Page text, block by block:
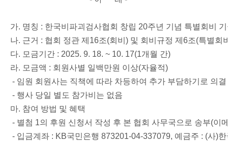
가. 명칭 : 한국비파괴검사협회 창립 20주년 기념 특별회비
나. 근거 : 협회 정관 제16조(회비) 및 회비규정 제6조(특별
다. 모금기간 : 2025. 9. 18. ~ 10. 17(1개월 간)
라. 모금액 : 회원사별 일백만원 이상(자율적)
- 임원 회원사는 직책에 따라 차등하여 추가 부담하기로 의결
- 행사 당일 별도 참가비는 없음
마. 참여 방법 및 혜택
- 별첨 1의 후원 신청서 작성 후 본 협회 사무국으로 송부(이
- 입금계좌 : KB국민은행 873201-04-337079, 예금주 : (사)